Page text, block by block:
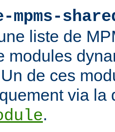
liste de
modules
de ces
via la
.